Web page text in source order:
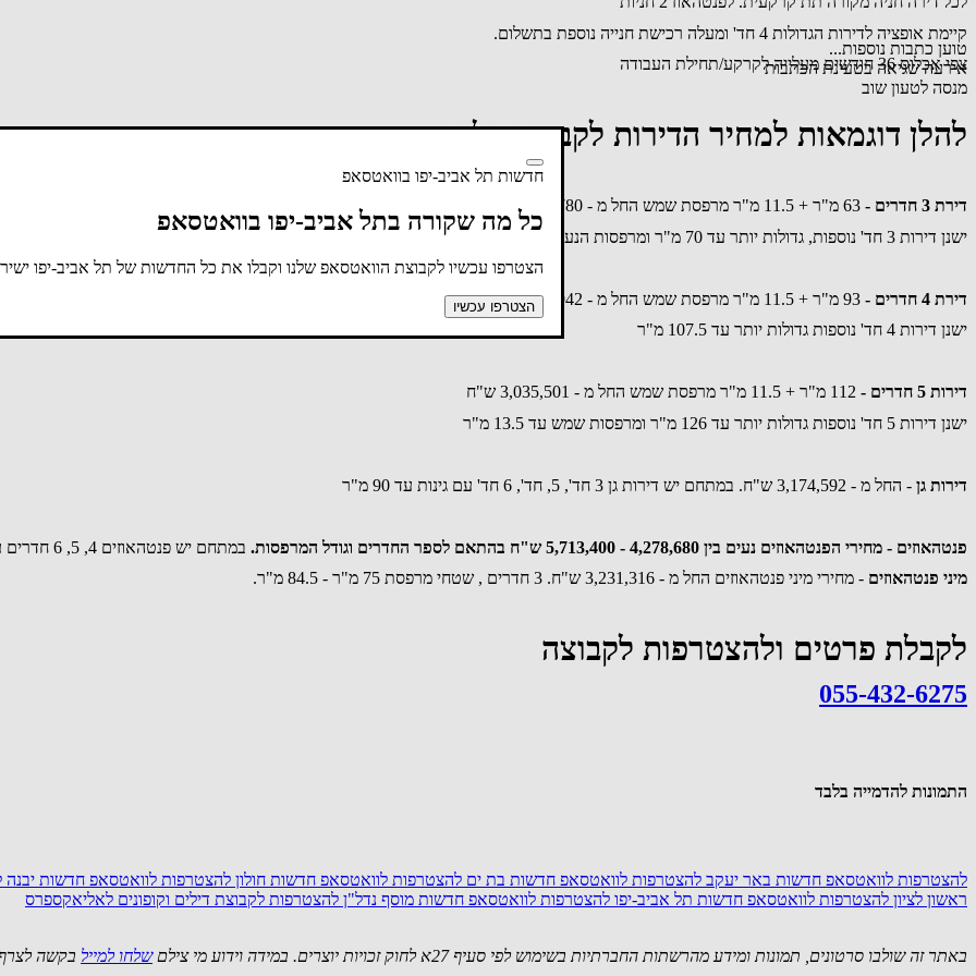
קיימת אופציה לדירות הגדולות 4 חד' ומעלה רכישת חנייה נוספת בתשלום.
צפי אכלוס 36 חודשים מעלייה לקרקע/תחילת העבודה
להלן דוגמאות למחיר הדירות לקבוצה בלבד
דירת 3 חדרים -
63 מ"ר + 11.5 מ"ר מרפסת שמש החל מ - 2,117,780 ש"ח
ישנן דירות 3 חד' נוספות, גדולות יותר עד 70 מ"ר ומרפסות הנעות בין 11.5 מ"ר -46.5 מ"ר.
דירת 4 חדרים -
ישנן דירות 4 חד' נוספות גדולות יותר עד 107.5 מ"ר
דירות 5 חדרים -
ישנן דירות 5 חד' נוספות גדולות יותר עד 126 מ"ר ומרפסות שמש עד 13.5 מ"ר
דירות גן - החל מ - 3,174,592 ש"ח. במתחם יש דירות גן 3 חד', 5, חד', 6 חד' עם גינות עד 90 מ"ר
פנטהאוזים - מחירי הפנטהאוזים נעים בין 4,278,680 - 5,713,400 ש"ח בהתאם לספר החדרים וגודל המרפסות.
במתחם יש פנטהאוזים 4, 5, 6 חדרים עם מרפסות 48 מ"ר - 114 מ"ר
מיני פנטהאוזים - מחירי מיני פנטהאוזים החל מ - 3,231,316 ש"ח. 3 חדרים , שטחי מרפסת 75 מ"ר - 84.5 מ"ר.
לקבלת פרטים ולהצטרפות לקבוצה
055-432-6275
התמונות להדמייה בלבד
להצטרפות לוואטסאפ חדשות באר יעקב להצטרפות לוואטסאפ חדשות בת ים להצטרפות לוואטסאפ חדשות חולון להצטרפות לוואטסאפ חדשות יבנה
ראשון לציון להצטרפות לוואטסאפ חדשות תל אביב-יפו להצטרפות לוואטסאפ חדשות מוסף נדל"ן להצטרפות לקבוצת דילים וקופונים לאליאקספרס
באתר זה שולבו סרטונים, תמונות ומידע מהרשתות החברתיות בשימוש לפי סעיף 27א לחוק זכויות יוצרים. במידה וידוע מי צילם שלחו למייל בקשה
טוען כתבות נוספות...
אירעה שגיאה בטעינת הכתבות
מנסה לטעון שוב
חדשות תל אביב-יפו בוואטסאפ
כל מה שקורה בתל אביב-יפו בוואטסאפ
הצטרפו עכשיו לקבוצת הוואטסאפ שלנו וקבלו את כל החדשות של תל אביב-יפו
הצטרפו עכשיו